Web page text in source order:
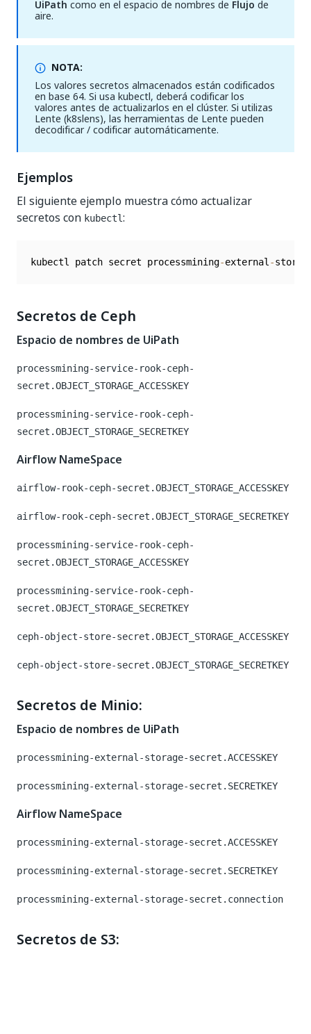
UiPath como en el espacio de nombres de Flujo de
aire.
NOTA:
Los valores secretos almacenados están codificados
en base 64. Si usa kubectl, deberá codificar los
valores antes de actualizarlos en el clúster. Si utilizas
Lente (k8slens), las herramientas de Lente pueden
decodificar / codificar automáticamente.
Ejemplos
El siguiente ejemplo muestra cómo actualizar
secretos con kubectl:
kubectl patch secret processmining-external -
Secretos de Ceph
Espacio de nombres de UiPath
processmining-service-rook-ceph-
secret.OBJECT_STORAGE_ACCESSKEY
processmining-service-rook-ceph-
secret.OBJECT_STORAGE_SECRETKEY
Airflow NameSpace
airflow-rook-ceph-secret.OBJECT_STORAGE_ACCESSKEY
airflow-rook-ceph-secret.OBJECT_STORAGE_SECRETKEY
processmining-service-rook-ceph-
secret.OBJECT_STORAGE_ACCESSKEY
processmining-service-rook-ceph-
secret.OBJECT_STORAGE_SECRETKEY
ceph-object-store-secret.OBJECT_STORAGE_ACCESSKEY
ceph-object-store-secret.OBJECT_STORAGE_SECRETKEY
Secretos de Minio:
Espacio de nombres de UiPath
processmining-external-storage-secret.ACCESSKEY
processmining-external-storage-secret.SECRETKEY
Airflow NameSpace
processmining-external-storage-secret.ACCESSKEY
processmining-external-storage-secret.SECRETKEY
processmining-external-storage-secret.connection
Secretos de S3: